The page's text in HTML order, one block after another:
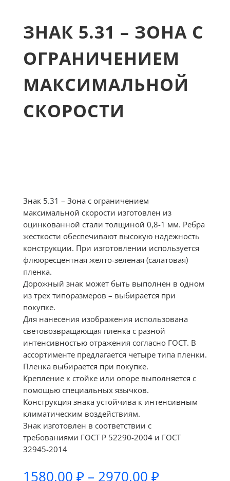
ЗНАК 5.31 – ЗОНА С
ОГРАНИЧЕНИЕМ
МАКСИМАЛЬНОЙ
СКОРОСТИ
Знак 5.31 – Зона с ограничением
максимальной скорости изготовлен из
оцинкованной стали толщиной 0,8-1 мм. Ребра
жесткости обеспечивают высокую надежность
конструкции. При изготовлении используется
флюоресцентная желто-зеленая (салатовая)
пленка.
Дорожный знак может быть выполнен в одном
из трех типоразмеров – выбирается при
покупке.
Для нанесения изображения использована
световозвращающая пленка с разной
интенсивностью отражения согласно ГОСТ. В
ассортименте предлагается четыре типа пленки.
Пленка выбирается при покупке.
Крепление к стойке или опоре выполняется с
помощью специальных язычков.
Конструкция знака устойчива к интенсивным
климатическим воздействиям.
Знак изготовлен в соответствии с
требованиями ГОСТ Р 52290-2004 и ГОСТ
32945-2014
1580,00 ₽ – 2970,00 ₽Диапазон